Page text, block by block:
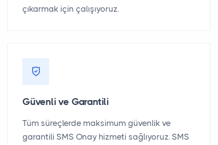
çıkarmak için çalışıyoruz.
Güvenli ve Garantili
Tüm süreçlerde maksimum güvenlik ve
garantili SMS Onay hizmeti sağlıyoruz. SMS